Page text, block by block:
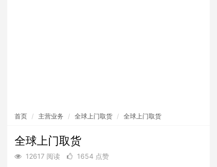
首页 主营业务 全球上门取货 全球上门取货
全球上门取货
12617 阅读 1654 点赞